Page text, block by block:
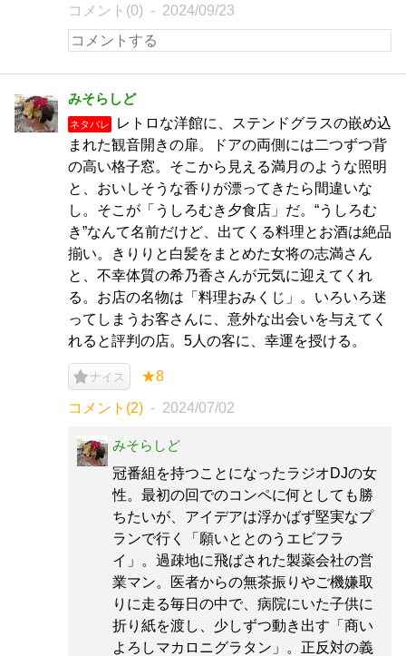
コメント(0) 2024/09/23
みそらしど
ネタバレ
レトロな洋館に、ステンドグラスの嵌め込
まれた観音開きの扉。ドアの両側には二つずつ背
の高い格子窓。そこから見える満月のような照明
と、おいしそうな香りが漂ってきたら間違いな
し。そこが「うしろむき夕食店」だ。“うしろむ
き”なんて名前だけど、出てくる料理とお酒は絶品
揃い。きりりと白髪をまとめた女将の志満さん
と、不幸体質の希乃香さんが元気に迎えてくれ
る。お店の名物は「料理おみくじ」。いろいろ迷
ってしまうお客さんに、意外な出会いを与えてく
れると評判の店。5人の客に、幸運を授ける。
ナイス ★8
コメント(2) 2024/07/02
みそらしど
冠番組を持つことになったラジオDJの女
性。最初の回でのコンペに何としても勝
ちたいが、アイデアは浮かばず堅実なプ
ランで行く「願いととのうエビフラ
イ」。過疎地に飛ばされた製薬会社の営
業マン。医者からの無茶振りやご機嫌取
りに走る毎日の中で、病院にいた子供に
折り紙を渡し、少しずつ動き出す「商い
よろしマカロニグラタン」。正反対の義